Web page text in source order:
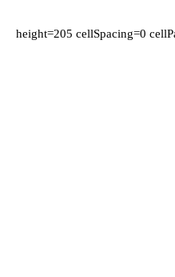
height=205 cellSpacing=0